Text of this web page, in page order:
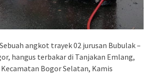
angkot trayek 02 jurusan Bubulak –
hangus terbakar di Tanjakan Emlang,
Bogor Selatan, Kamis